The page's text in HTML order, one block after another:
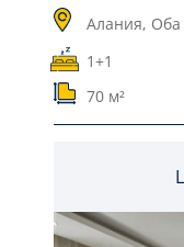
Алания, Оба
1+1
70 м²